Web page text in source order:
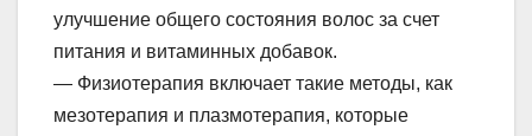
улучшение общего состояния волос за счет
питания и витаминных добавок.
— Физиотерапия включает такие методы, как
мезотерапия и плазмотерапия, которые